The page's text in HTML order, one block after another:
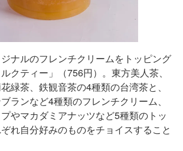
ナルのフレンチクリームをトッピング
クティー」（756円）。東方美人茶、
緑茶、鉄観音茶の4種類の台湾茶と、
ランなど4種類のフレンチクリーム、
やマカダミアナッツなど5種類のトッ
れ自分好みのものをチョイスすること